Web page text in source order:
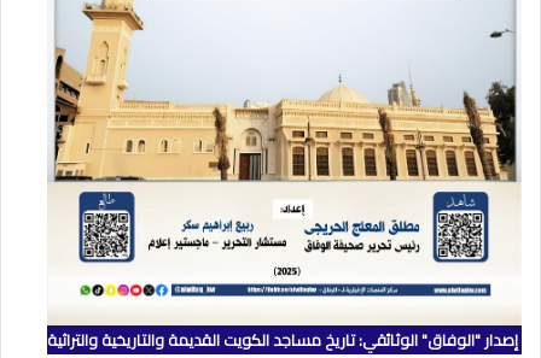
إصدار "الوفاق" الوثائقي: تاريخ مساجد الكويت القديمة والتاريخية والتراثية